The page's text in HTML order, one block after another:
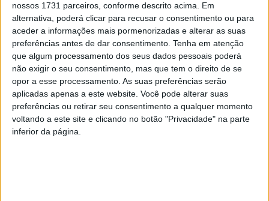
nossos 1731 parceiros, conforme descrito acima. Em
alternativa, poderá clicar para recusar o consentimento ou para
aceder a informações mais pormenorizadas e alterar as suas
preferências antes de dar consentimento. Tenha em atenção
que algum processamento dos seus dados pessoais poderá
não exigir o seu consentimento, mas que tem o direito de se
opor a esse processamento. As suas preferências serão
aplicadas apenas a este website. Você pode alterar suas
preferências ou retirar seu consentimento a qualquer momento
voltando a este site e clicando no botão "Privacidade" na parte
inferior da página.
Mortágua que continua pela 10.ª posição, a primeira das
que dá descida de divisão, mas agora em igualdade
pontual comBenfica de Castelo Brancoe Sporting
Pombal, formações em zona de manutenção.
Na próxima jornada, dia 02 de março, o Cinfães vai jogar
à Régua
, frente ao ‘lanterna vermelha’ da série B,